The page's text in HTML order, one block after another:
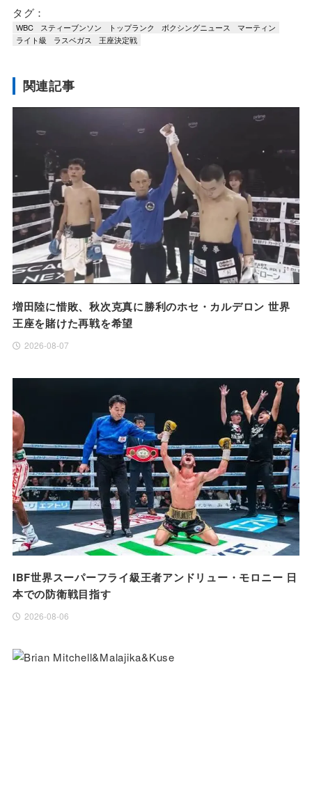
タグ：
WBC スティーブンソン トップランク ボクシングニュース
マーティン
ライト級
ラスベガス 王座決定戦
関連記事
増田陸に惜敗、秋次克真に勝利のホセ・カルデロン 世界
王座を賭けた再戦を希望
2026-08-07
IBF世界スーパーフライ級王者アンドリュー・モロニー 日
本での防衛戦目指す
2026-08-06